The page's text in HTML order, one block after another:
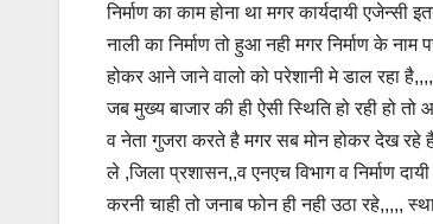
निर्माण का काम होना था मगर कार्यदायी
नाली का निर्माण तो हुआ नही मगर निर्माण के
होकर आने जाने वालो को परेशानी मे डाल रहा
जब मुख्य बाजार की ही ऐसी स्थिति हो रही हो
व नेता गुजरा करते है मगर सब मोन होकर देख रहे
ले ,जिला प्रशासन,,व एनएच विभाग व निर्माण
करनी चाही तो जनाब फोन ही नही उठा रहे,,,,,